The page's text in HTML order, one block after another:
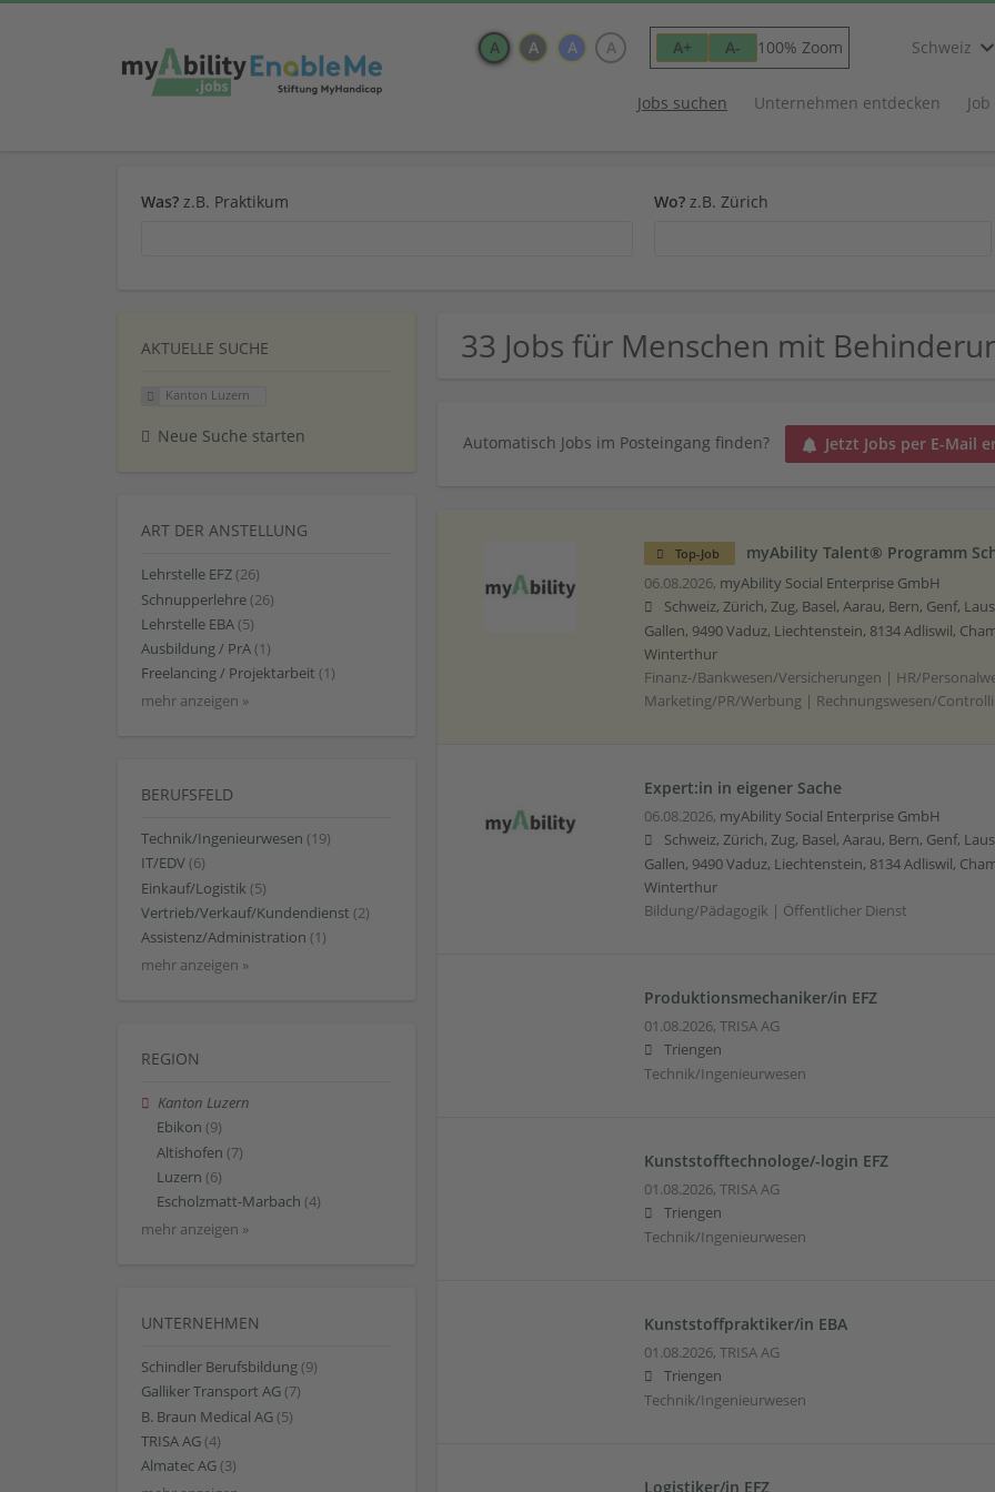
A A A A A+ A- 100% Zoom Schweiz
Jobs suchen Unternehmen entdecken
Was? z.B. Praktikum Wo? z.B. Zürich
AKTUELLE SUCHE
Kanton Luzern
Neue Suche starten
ART DER ANSTELLUNG
Lehrstelle EFZ (26)
Schnupperlehre (26)
Lehrstelle EBA (5)
Ausbildung / PrA (1)
Freelancing / Projektarbeit (1)
mehr anzeigen »
BERUFSFELD
Technik/Ingenieurwesen (19)
IT/EDV (6)
Einkauf/Logistik (5)
Vertrieb/Verkauf/Kundendienst (2)
Assistenz/Administration (1)
mehr anzeigen »
REGION
Kanton Luzern
Ebikon (9)
Altishofen (7)
Luzern (6)
Escholzmatt-Marbach (4)
mehr anzeigen »
UNTERNEHMEN
Schindler Berufsbildung (9)
Galliker Transport AG (7)
B. Braun Medical AG (5)
TRISA AG (4)
Almatec AG (3)
33 Jobs für Menschen mit
Automatisch Jobs im Posteingang finden? Jetzt Jobs per E-Mail
Top-Job myAbility Talent® Programm
06.08.2026, myAbility Social Enterprise GmbH
Schweiz, Zürich, Zug, Basel, Aarau, Bern, Genf,
Gallen, 9490 Vaduz, Liechtenstein, 8134 Adliswil,
Winterthur
Finanz-/Bankwesen/Versicherungen | HR/
Marketing/PR/Werbung | Rechnungswesen/
Expert:in in eigener Sache
06.08.2026, myAbility Social Enterprise GmbH
Schweiz, Zürich, Zug, Basel, Aarau, Bern, Genf,
Gallen, 9490 Vaduz, Liechtenstein, 8134 Adliswil,
Winterthur
Bildung/Pädagogik | Öffentlicher Dienst
Produktionsmechaniker/in EFZ
01.08.2026, TRISA AG
Triengen
Technik/Ingenieurwesen
Kunststofftechnologe/-login EFZ
01.08.2026, TRISA AG
Triengen
Technik/Ingenieurwesen
Kunststoffpraktiker/in EBA
01.08.2026, TRISA AG
Triengen
Technik/Ingenieurwesen
Logistiker/in EFZ